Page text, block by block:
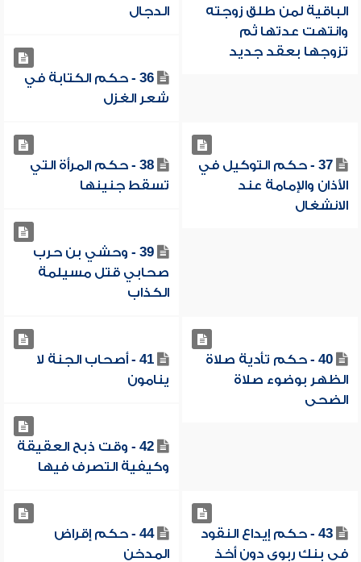
الباقية لمن طلق زوجته
وانتهت عدتها ثم
تزوجها بعقد جديد
الدجال
36 - حكم الكتابة في
شعر الغزل
37 - حكم التوكيل في
الأذان والإمامة عند
الانشغال
38 - حكم المرأة التي
تسقط جنينها
39 - وحشي بن حرب
صحابي قتل مسيلمة
الكذاب
40 - حكم تأدية صلاة
الظهر بوضوء صلاة
الضحى
41 - أصحاب الجنة لا
ينامون
42 - وقت ذبح العقيقة
وكيفية التصرف فيها
43 - حكم إيداع النقود
في بنك ربوي دون أخذ
44 - حكم إقراض
المدخن